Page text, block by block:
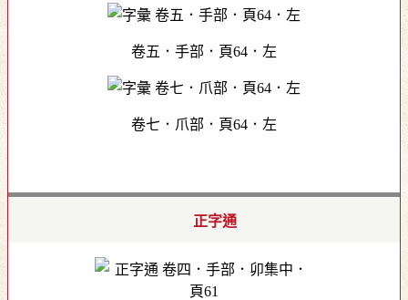
卷五．手部．頁64．左
卷七．爪部．頁64．左
正字通